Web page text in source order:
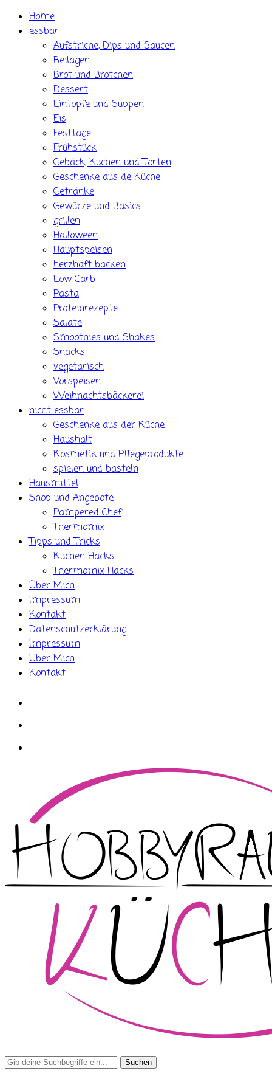
Skip Home
essbar
Aufstriche, Dips und Saucen
Beilagen
Brot und Brötchen
Dessert
Eintöpfe und Suppen
Eis
Festtage
Frühstück
Gebäck, Kuchen und Torten
Geschenke aus de Küche
Getränke
Gewürze und Basics
grillen
Halloween
Hauptspeisen
herzhaft backen
Low Carb
Pasta
Proteinrezepte
Salate
Smoothies und Shakes
Snacks
vegetarisch
Vorspeisen
Weihnachtsbäckerei
nicht essbar
Geschenke aus der Küche
Haushalt
Kosmetik und Pflegeprodukte
spielen und basteln
Hausmittel
Shop und Angebote
Pampered Chef
Thermomix
Tipps und Tricks
Küchen Hacks
Thermomix Hacks
Über Mich
Impressum
Kontakt
Datenschutzerklärung
Impressum
Über Mich
Kontakt
Search